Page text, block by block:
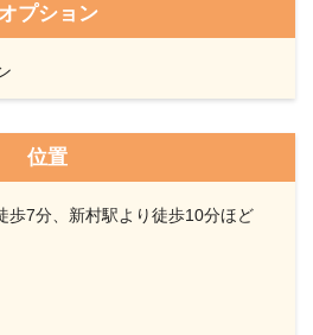
オプション
位置
歩7分、新村駅より徒歩10分ほど